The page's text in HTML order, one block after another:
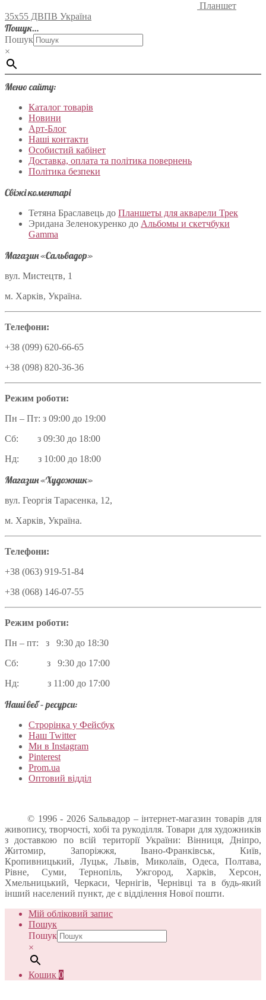
Планшет
35х55 ДВПВ Україна
Пошук…
Пошук
×
Меню сайту:
Каталог товарів
Новини
Арт-Блог
Наші контакти
Особистий кабінет
Доставка, оплата та політика повернень
Політика безпеки
Свіжі коментарі
Тетяна Браславець до Планшеты для акварели Трек
Эридана Зеленокуренко до Альбомы и скетчбуки
Gamma
Магазин «Сальвадор»
вул. Мистецтв, 1
м. Харків, Україна.
Телефони:
+38 (099) 620-66-65
+38 (098) 820-36-36
Режим роботи:
Пн – Пт: з 09:00 до 19:00
Сб: з 09:30 до 18:00
Нд: з 10:00 до 18:00
Магазин «Художник»
вул. Георгія Тарасенка, 12,
м. Харків, Україна.
Телефони:
+38 (063) 919-51-84
+38 (068) 146-07-55
Режим роботи:
Пн – пт: з 9:30 до 18:30
Сб: з 9:30 до 17:00
Нд: з 11:00 до 17:00
Наші веб – ресурси:
Строрінка у Фейсбук
Наш Twitter
Ми в Instagram
Pinterest
Prom.ua
Оптовий відділ
© 1996 - 2026 Sальвадор – інтернет-магазин товарів для
живопису, творчості, хобі та рукоділля. Товари для художників
з доставкою по всій території України: Вінниця, Дніпро,
Житомир, Запоріжжя, Івано-Франківськ, Київ,
Кропивницький, Луцьк, Львів, Миколаїв, Одеса, Полтава,
Рівне, Суми, Тернопіль, Ужгород, Харків, Херсон,
Хмельницький, Черкаси, Чернігів, Чернівці та в будь-який
інший населений пункт, де є відділення Нової пошти.
Мій обліковий запис
Пошук
Пошук
×
Кошик 0